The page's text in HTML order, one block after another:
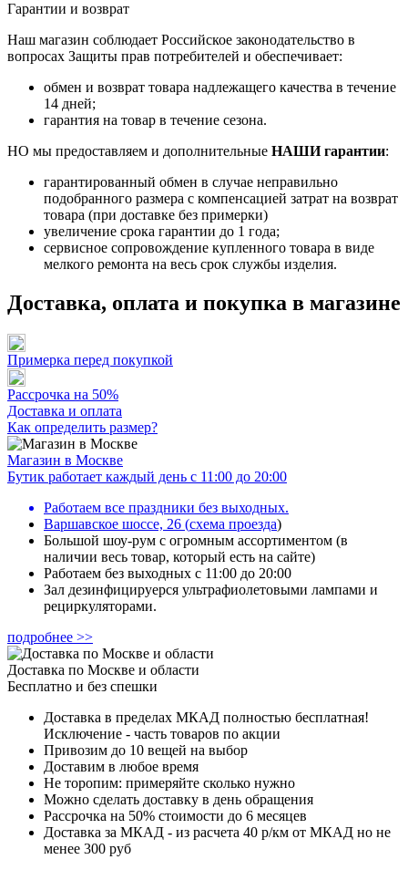
Гарантии и возврат
Наш магазин соблюдает Российское законодательство в
вопросах Защиты прав потребителей и обеспечивает:
обмен и возврат товара надлежащего качества в течение
14 дней;
гарантия на товар в течение сезона.
НО мы предоставляем и дополнительные НАШИ гарантии:
гарантированный обмен в случае неправильно
подобранного размера с компенсацией затрат на возврат
товара (при доставке без примерки)
увеличение срока гарантии до 1 года;
сервисное сопровождение купленного товара в виде
мелкого ремонта на весь срок службы изделия.
Доставка, оплата и покупка в магазине
Примерка перед покупкой
Рассрочка на 50%
Доставка и оплата
Как определить размер?
Магазин в Москве
Бутик работает каждый день с 11:00 до 20:00
Работаем все праздники без выходных.
Варшавское шоссе, 26 (схема проезда)
Большой шоу-рум с огромным ассортиментом (в
наличии весь товар, который есть на сайте)
Работаем без выходных с 11:00 до 20:00
Зал дезинфицируерся ультрафиолетовыми лампами и
рециркуляторами.
подробнее >>
Доставка по Москве и области
Бесплатно и без спешки
Доставка в пределах МКАД полностью бесплатная!
Исключение - часть товаров по акции
Привозим до 10 вещей на выбор
Доставим в любое время
Не торопим: примеряйте сколько нужно
Можно сделать доставку в день обращения
Рассрочка на 50% стоимости до 6 месяцев
Доставка за МКАД - из расчета 40 р/км от МКАД но не
менее 300 руб